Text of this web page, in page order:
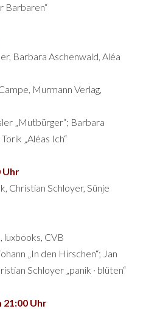
Barbaren“
Barbara Aschenwald, Aléa
Murmann Verlag,
„Mutbürger“; Barbara
„Aléas Ich“
Uhr
Christian Schloyer, Sünje
CVB
„In den Hirschen“; Jan
Schloyer „panik · blüten“
Uhr